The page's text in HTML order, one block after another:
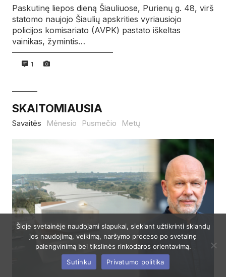
Paskutinę liepos dieną Šiauliuose, Purienų g. 48, virš
statomo naujojo Šiaulių apskrities vyriausiojo
policijos komisariato (AVPK) pastato iškeltas
vainikas, žymintis…
1
SKAITOMIAUSIA
Savaitės Mėnesio Pusmečio Metų
Šioje svetainėje naudojami slapukai, siekiant užtikrinti sklandų
jos naudojimą, veikimą, naršymo proceso po svetainę
palengvinimą bei tikslinės rinkodaros orientavimą.
Sutinku
Privatumo politika